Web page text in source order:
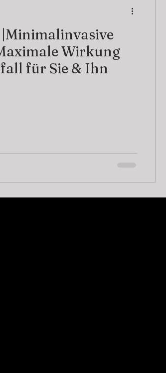
Wirkung
für Sie & Ihn